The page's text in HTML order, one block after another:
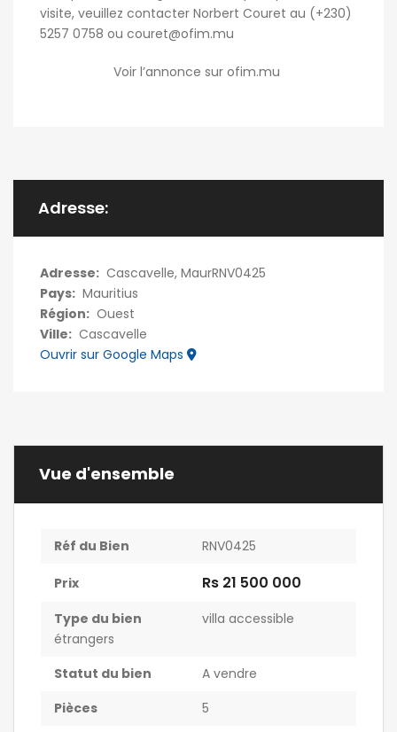
visite, veuillez contacter Norbert Couret au (+230)
5257 0758 ou couret@ofim.mu
Voir l’annonce sur ofim.mu
Adresse:
Adresse: Cascavelle, MaurRNV0425
Pays: Mauritius
Région: Ouest
Ville: Cascavelle
Ouvrir sur Google Maps
Vue d'ensemble
Réf du Bien RNV0425
Prix Rs 21 500 000
Type du bien
villa accessible
étrangers
Statut du bien
A vendre
Pièces
5